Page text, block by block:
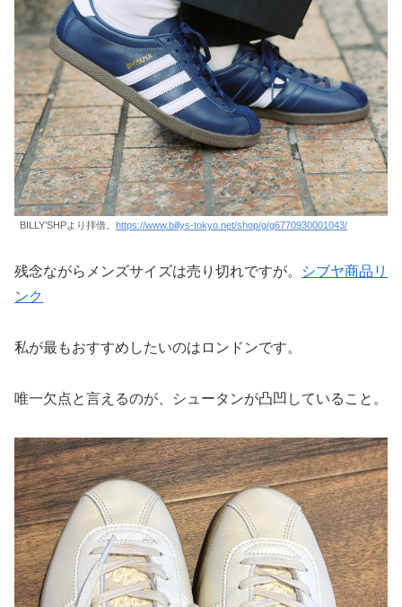
BILLY’SHPより拝借。 https://www.billys-tokyo.net/shop/g/g6770930001043/
残念ながらメンズサイズは売り切れですが。
シブヤ商品リ
ンク
私が最もおすすめしたいのはロンドンです。
唯一欠点と言えるのが、シュータンが凸凹していること。